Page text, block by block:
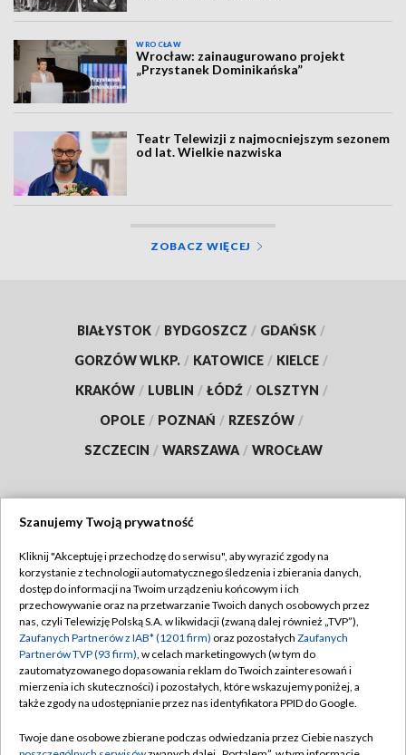
WROCŁAW
Wrocław: zainaugurowano projekt
„Przystanek Dominikańska”
Teatr Telewizji z najmocniejszym sezonem
od lat. Wielkie nazwiska
ZOBACZ WIĘCEJ
BIAŁYSTOK / BYDGOSZCZ / GDAŃSK /
GORZÓW WLKP. / KATOWICE / KIELCE /
KRAKÓW / LUBLIN / ŁÓDŹ / OLSZTYN /
OPOLE / POZNAŃ / RZESZÓW /
SZCZECIN / WARSZAWA / WROCŁAW
TVP
Abonament TVP
Emisja w TVP
Centrum informacji TVP
Naziemna Telewizja Cyfrowa
Rada Programowa
Regulamin TVP
Polityka prywatności
Moje zgody
Pomoc
Szanujemy Twoją prywatność
Kliknij "Akceptuję i przechodzę do serwisu", aby wyrazić zgody na
korzystanie z technologii automatycznego śledzenia i zbierania danych,
dostęp do informacji na Twoim urządzeniu końcowym i ich
przechowywanie oraz na przetwarzanie Twoich danych osobowych przez
nas, czyli Telewizję Polską S.A. w likwidacji (zwaną dalej również „TVP”),
Zaufanych Partnerów z IAB* (1201 firm) oraz pozostałych Zaufanych
Partnerów TVP (93 firm), w celach marketingowych (w tym do
zautomatyzowanego dopasowania reklam do Twoich zainteresowań i
mierzenia ich skuteczności) i pozostałych, które wskazujemy poniżej, a
także zgody na udostępnianie przez nas identyfikatora PPID do Google.
Twoje dane osobowe zbierane podczas odwiedzania przez Ciebie naszych